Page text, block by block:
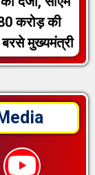
करोड़ की
मुख्यमंत्री